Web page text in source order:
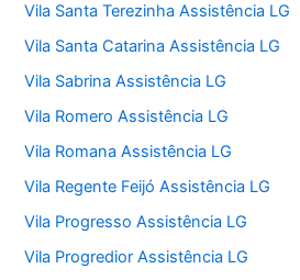
Vila Santa Terezinha Assistência LG
Vila Santa Catarina Assistência LG
Vila Sabrina Assistência LG
Vila Romero Assistência LG
Vila Romana Assistência LG
Vila Regente Feijó Assistência LG
Vila Progresso Assistência LG
Vila Progredior Assistência LG